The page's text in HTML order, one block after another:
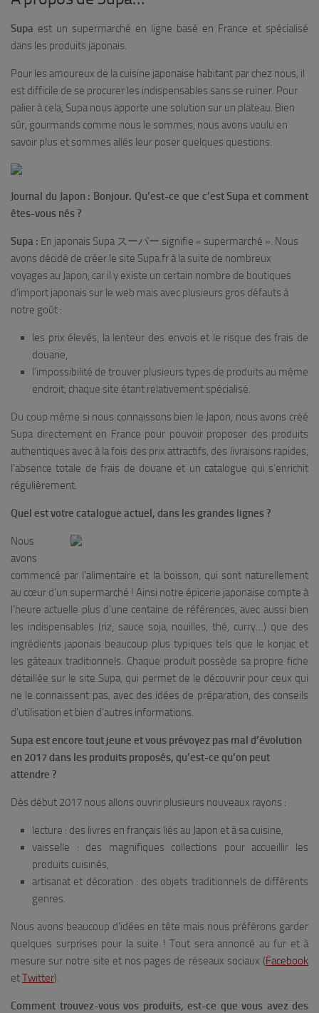
Supa est un supermarché en ligne basé en France et spécialisé
dans les produits japonais.
Pour les amoureux de la cuisine japonaise habitant par chez nous, il
est difficile de se procurer les indispensables sans se ruiner. Pour
palier à cela, Supa nous apporte une solution sur un plateau. Bien
sûr, gourmands comme nous le sommes, nous avons voulu en
savoir plus et sommes allés leur poser quelques questions.
Journal du Japon : Bonjour. Qu’est-ce que c’est Supa et comment
êtes-vous nés ?
Supa : En japonais Supa スーパー signifie « supermarché ». Nous
avons décidé de créer le site Supa.fr à la suite de nombreux
voyages au Japon, car il y existe un certain nombre de boutiques
d’import japonais sur le web mais avec plusieurs gros défauts à
notre goût :
les prix élevés, la lenteur des envois et le risque des frais de
douane,
l’impossibilité de trouver plusieurs types de produits au même
endroit, chaque site étant relativement spécialisé.
Du coup même si nous connaissons bien le Japon, nous avons créé
Supa directement en France pour pouvoir proposer des produits
authentiques avec à la fois des prix attractifs, des livraisons rapides,
l’absence totale de frais de douane et un catalogue qui s’enrichit
régulièrement.
Quel est votre catalogue actuel, dans les grandes lignes ?
Nous
avons
commencé par l’alimentaire et la boisson, qui sont naturellement
au cœur d’un supermarché ! Ainsi notre épicerie japonaise compte à
l’heure actuelle plus d’une centaine de références, avec aussi bien
les indispensables (riz, sauce soja, nouilles, thé, curry…) que des
ingrédients japonais beaucoup plus typiques tels que le konjac et
les gâteaux traditionnels. Chaque produit possède sa propre fiche
détaillée sur le site Supa, qui permet de le découvrir pour ceux qui
ne le connaissent pas, avec des idées de préparation, des conseils
d’utilisation et bien d’autres informations.
Supa est encore tout jeune et vous prévoyez pas mal d’évolution
en 2017 dans les produits proposés, qu’est-ce qu’on peut
attendre ?
Dès début 2017 nous allons ouvrir plusieurs nouveaux rayons :
lecture : des livres en français liés au Japon et à sa cuisine,
vaisselle : des magnifiques collections pour accueillir les
produits cuisinés,
artisanat et décoration : des objets traditionnels de différents
genres.
Nous avons beaucoup d’idées en tête mais nous préférons garder
quelques surprises pour la suite ! Tout sera annoncé au fur et à
mesure sur notre site et nos pages de réseaux sociaux (Facebook
etTwitter).
Comment trouvez-vous vos produits, est-ce que vous avez des